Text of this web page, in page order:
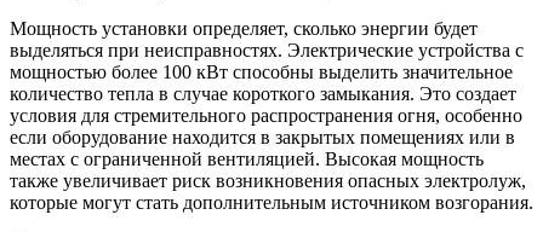
Мощность установки определяет, сколько энергии будет
выделяться при неисправностях. Электрические устройства с
мощностью более 100 кВт способны выделить значительное
количество тепла в случае короткого замыкания. Это создает
условия для стремительного распространения огня, особенно
если оборудование находится в закрытых помещениях или в
местах с ограниченной вентиляцией. Высокая мощность
также увеличивает риск возникновения опасных электролуж,
которые могут стать дополнительным источником возгорания.